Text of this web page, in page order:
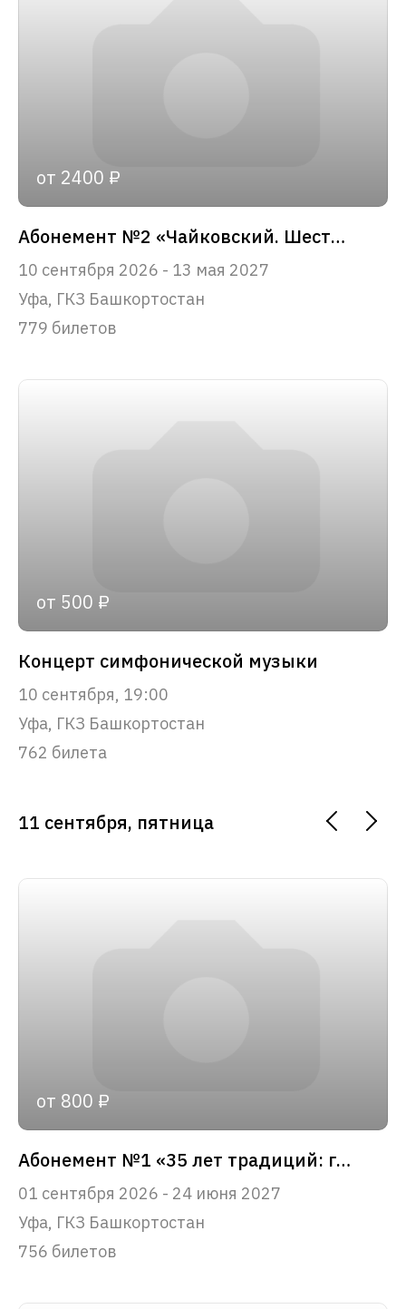
от 2400 ₽
Абонемент №2 «Чайковский. Шесть вечеров»
10 сентября 2026 - 13 мая 2027
Уфа, ГКЗ Башкортостан
779 билетов
от 500 ₽
Концерт симфонической музыки
10 сентября, 19:00
Уфа, ГКЗ Башкортостан
762 билета
11 сентября, пятница
от 800 ₽
Абонемент №1 «35 лет традиций: главные события сезона»
01 сентября 2026 - 24 июня 2027
Уфа, ГКЗ Башкортостан
756 билетов